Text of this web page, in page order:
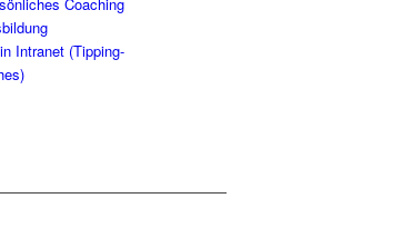
Intranet (Tipping-